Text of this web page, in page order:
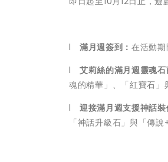
l 滿月週簽到：在活動
l 艾莉絲的滿月週靈魂石
魂的精華」、「紅寶石」
l 迎接滿月週支援神話裝
「神話升級石」與「傳